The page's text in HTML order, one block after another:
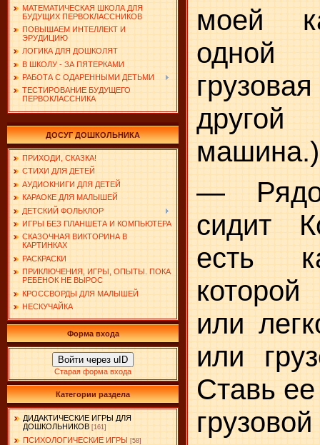
МАТЕМАТИЧЕСКАЯ ШКОЛА ДЛЯ
БУДУЩИХ ПЕРВОКЛАССНИКОВ
ПОВЫШАЕМ ИНТЕЛЛЕКТ И
ЭРУДИЦИЮ
ЛОГИКА ДЛЯ ДОШКОЛЯТ
В ШКОЛУ - ЗА ПЯТЕРКАМИ
РАБОТА С ОДАРЕННЫМИ ДЕТЬМИ
ТЕСТИРОВАНИЕ БУДУЩЕГО
ПЕРВОКЛАССНИКА
ДОСУГ ДОШКОЛЬНИКА
ПРИХОДИ, СКАЗКА!
СТИХИ ДЛЯ ДЕТЕЙ
АУДИОКНИГИ ДЛЯ ДЕТЕЙ
КАРАОКЕ ДЛЯ МАЛЫШЕЙ
ДЕТСКИЙ ФОЛЬКЛОР
ИГРЫ БЕЗ ПЛАНШЕТА И КОМПЬЮТЕРА
СКАЗОЧНАЯ ВИКТОРИНА В
КАРТИНКАХ
РАСКРАСКИ
ПРИКЛЮЧЕНИЯ, ИГРЫ, ОПЫТЫ. ПОКА
РЕБЕНОК НЕ ВЫРОС
КРОССВОРДЫ ДЛЯ МАЛЫШЕЙ
НЕСКУЧАЙКА
Форма входа
Войти через uID
Старая форма входа
Категории раздела
ДИДАКТИЧЕСКИЕ ИГРЫ ДЛЯ
ДОШКОЛЬНИКОВ [161]
ПСИХОЛОГИЧЕСКИЕ ИГРЫ [58]
моей
другой
машина.)
—
сидит
есть
или
или
Ставь